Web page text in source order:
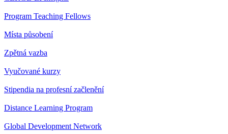
Program Teaching Fellows
Místa působení
Zpětná vazba
Vyučované kurzy
Stipendia na profesní začlenění
Distance Learning Program
Global Development Network